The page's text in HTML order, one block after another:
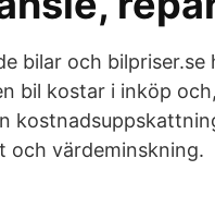
bilar och
bil kostar i inköp
och värdeminskning.